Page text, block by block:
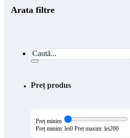
Arata filtre
Caută...
Preț produs
Preț minim
Preț minim: lei0 Preț maxim: lei200